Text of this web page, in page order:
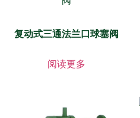
复动式三通法兰口球塞阀
阅读更多